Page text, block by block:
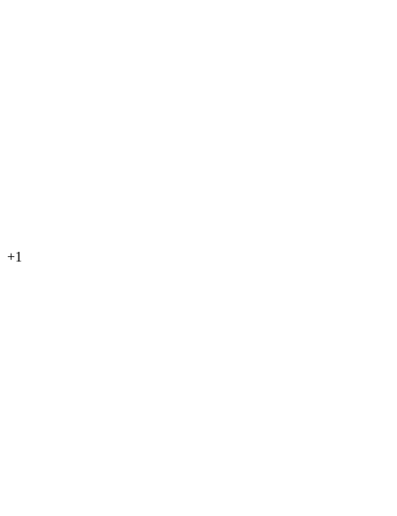
+1